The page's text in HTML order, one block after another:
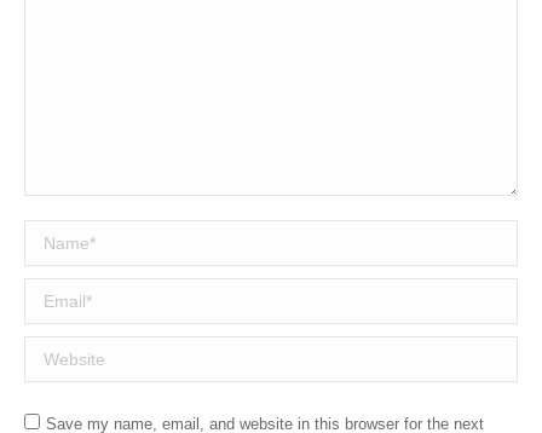
Name *
Email *
Website
Save my name, email, and website in this browser for the next